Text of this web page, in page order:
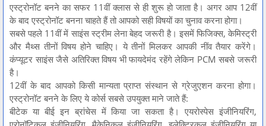
एस्ट्रोनॉट बनने का सफर 11वीं क्लास से ही शुरू हो जाता है। अगर आप 12वीं
के बाद एस्ट्रोनॉट बनना चाहते हैं तो आपको सही विषयों का चुनाव करना होगा।
सबसे पहले 11वीं में साइंस स्ट्रीम लेना बेहद जरूरी है। इसमें फिजिक्स, केमिस्ट्री
और मैथ्स तीनों विषय होने चाहिए। ये तीनों मिलकर आपकी नींव तैयार करेंगे।
कंप्यूटर साइंस जैसे अतिरिक्त विषय भी फायदेमंद रहेंगे लेकिन PCM सबसे जरूरी
है।
12वीं के बाद आपको किसी मान्यता प्राप्त संस्थान से ग्रेजुएशन करना होगा।
एस्ट्रोनॉट बनने के लिए ये कोर्स सबसे उपयुक्त माने जाते हैं:
बीटेक या बीई इन ब्रांचेस में किया जा सकता है। एयरोस्पेस इंजीनियरिंग,